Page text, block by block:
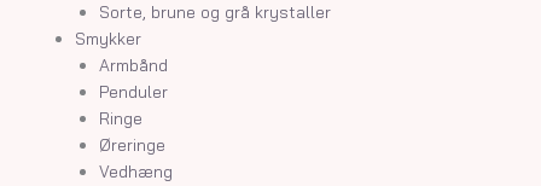
Sorte, brune og grå krystaller
Smykker
Armbånd
Penduler
Ringe
Øreringe
Vedhæng